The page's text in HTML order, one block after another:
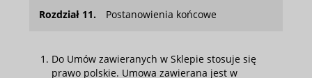
Rozdział 11. Postanowienia końcowe
Do Umów zawieranych w Sklepie stosuje się
prawo polskie. Umowa zawierana jest w